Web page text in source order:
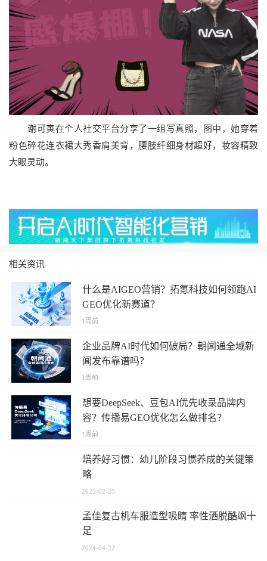
谢可寅在个人社交平台分享了一组写真照，图中，她穿着
粉色碎花连衣裙大秀香肩美背，腰肢纤细身材超好，妆容精致
大眼灵动。
相关资讯
什么是AIGEO营销？拓氪科技如何领跑AI
GEO优化新赛道？
1周前
企业品牌AI时代如何破局？朝闻通全域新
闻发布靠谱吗？
1周前
想要DeepSeek、豆包AI优先收录品牌内
容？传播易GEO优化怎么做排名？
1周前
培养好习惯：幼儿阶段习惯养成的关键策
略
2025-02-25
孟佳复古机车服造型吸睛 率性洒脱酷飒十
足
2024-04-22